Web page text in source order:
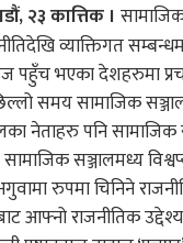
२३ कात्तिक ।
व्याक्तिगत
भएका देशहरुमा
समय सामाजिक
दलका नेताहरु पनि
सञ्जालमध्य
रुपमा चिनिने
आफ्नो राजनीतिक